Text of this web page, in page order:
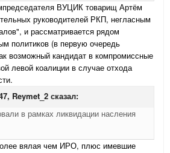
ВУЦИК товарищ Артём
руководителей РКП, негласным
и рассматривается рядом
политиков (в первую очередь
возможный кандидат в компромиссные
левой коалиции в случае отхода
Reymet_2 сказал:
в рамках ликвидации насления
вялая чем ИРО, плюс имевшие